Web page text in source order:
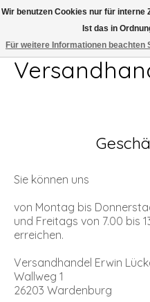
Telefon 04407 715872 MO-DO 7.00-
Sie können uns
von Montag bis
und Freitags von 7.00 bis
erreichen.
Versandhandel Erwin
Wallweg 1
26203 Wardenburg
Wir benutzen Cookies nur für interne
Ist das in
Für weitere Informationen